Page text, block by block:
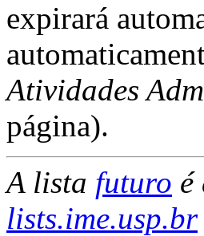
expirará
Atividades
página).
A lista futuro
lists.ime.usp.br